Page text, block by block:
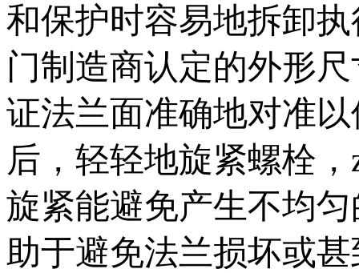
和保护时容易地拆卸
门制造商认定的外形
证法兰面准确地对准
后，轻轻地旋紧螺栓
旋紧能避免产生不均
助于避免法兰损坏或